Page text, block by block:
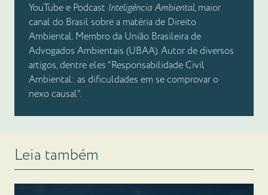
YouTube e Podcast Inteligência Ambiental, maior
canal do Brasil sobre a matéria de Direito
Ambiental. Membro da União Brasileira de
Advogados Ambientais (UBAA). Autor de diversos
artigos, dentre eles “Responsabilidade Civil
Ambiental: as dificuldades em se comprovar o
nexo causal”.
Leia também